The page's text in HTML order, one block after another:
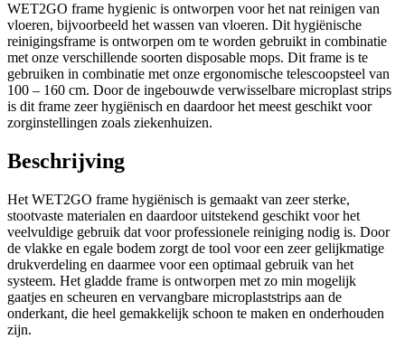
WET2GO frame hygienic is ontworpen voor het nat reinigen van
vloeren, bijvoorbeeld het wassen van vloeren. Dit hygiënische
reinigingsframe is ontworpen om te worden gebruikt in combinatie
met onze verschillende soorten disposable mops. Dit frame is te
gebruiken in combinatie met onze ergonomische telescoopsteel van
100 – 160 cm. Door de ingebouwde verwisselbare microplast strips
is dit frame zeer hygiënisch en daardoor het meest geschikt voor
zorginstellingen zoals ziekenhuizen.
Beschrijving
Het WET2GO frame hygiënisch is gemaakt van zeer sterke,
stootvaste materialen en daardoor uitstekend geschikt voor het
veelvuldige gebruik dat voor professionele reiniging nodig is. Door
de vlakke en egale bodem zorgt de tool voor een zeer gelijkmatige
drukverdeling en daarmee voor een optimaal gebruik van het
systeem. Het gladde frame is ontworpen met zo min mogelijk
gaatjes en scheuren en vervangbare microplaststrips aan de
onderkant, die heel gemakkelijk schoon te maken en onderhouden
zijn.